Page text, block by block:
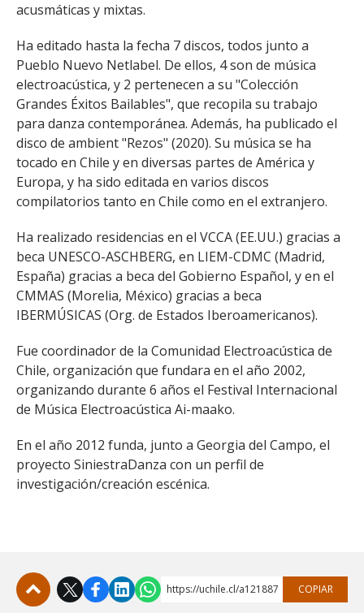
acusmáticas y mixtas.
Ha editado hasta la fecha 7 discos, todos junto a
Pueblo Nuevo Netlabel. De ellos, 4 son de música
electroacústica, y 2 pertenecen a su "Colección
Grandes Éxitos Bailables", que recopila su trabajo
para danza contemporánea. Además, ha publicado el
disco de ambient "Rezos" (2020). Su música se ha
tocado en Chile y en diversas partes de América y
Europa, y ha sido editada en varios discos
compilatorios tanto en Chile como en el extranjero.
Ha realizado residencias en el VCCA (EE.UU.) gracias a
beca UNESCO-ASCHBERG, en LIEM-CDMC (Madrid,
España) gracias a beca del Gobierno Español, y en el
CMMAS (Morelia, México) gracias a beca
IBERMÚSICAS (Org. de Estados Iberoamericanos).
Fue coordinador de la Comunidad Electroacústica de
Chile, organización que fundara en el año 2002,
organizando durante 6 años el Festival Internacional
de Música Electroacústica Ai-maako.
En el año 2012 funda, junto a Georgia del Campo, el
proyecto SiniestraDanza con un perfil de
investigación/creación escénica.
https://uchile.cl/a121887 COPIAR